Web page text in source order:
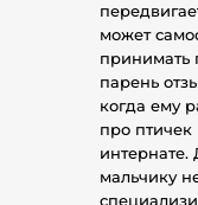
может
принимать
парень
когда ему
про
мальчику